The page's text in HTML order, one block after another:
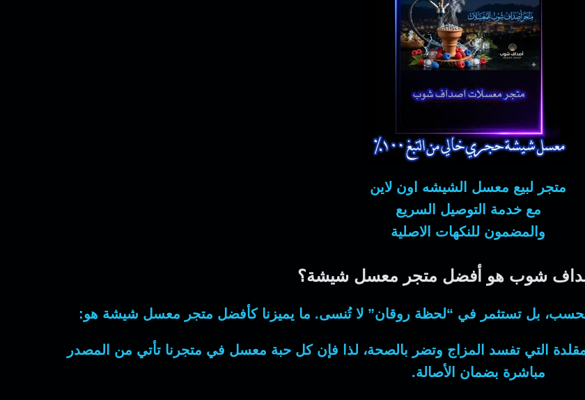
متجر لبيع معسل الشيشه اون لاين
مع خدمة التوصيل السريع
والمضمون للنكهات الاصلية
شوب هو أفضل متجر معسل شيشة؟
بل تستثمر في “لحظة روقان” لا تُنسى. ما يميزنا كأفضل متجر معسل شيشة هو:
التي تفسد المزاج وتضر بالصحة، لذا فإن كل حبة معسل في متجرنا تأتي من المصدر
مباشرة بضمان الأصالة.